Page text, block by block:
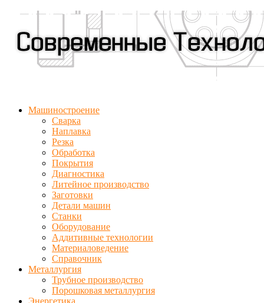
Машиностроение
Сварка
Наплавка
Резка
Обработка
Покрытия
Диагностика
Литейное производство
Заготовки
Детали машин
Станки
Оборудование
Аддитивные технологии
Материаловедение
Справочник
Металлургия
Трубное производство
Порошковая металлургия
Энергетика